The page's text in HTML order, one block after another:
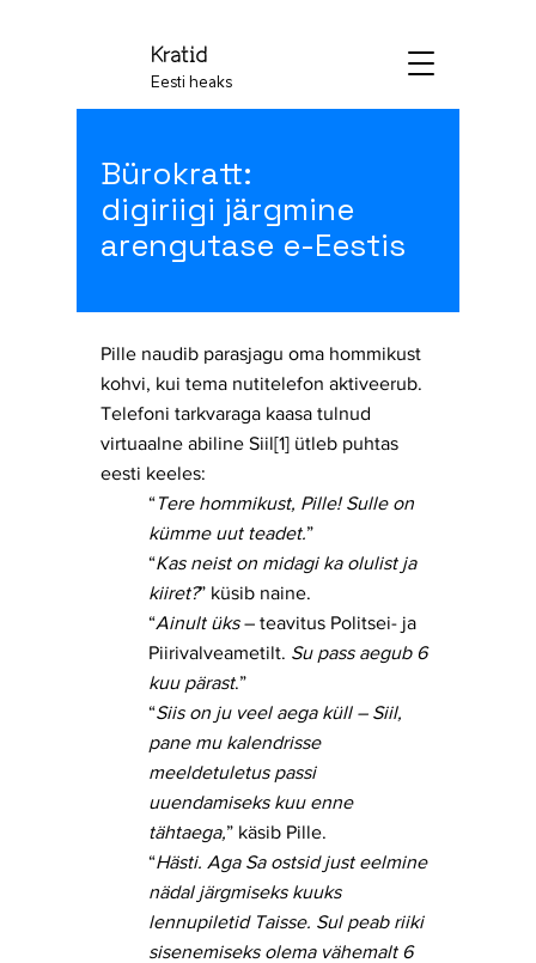
Kratid
Eesti heaks
Bürokratt:
digiriigi järgmine
arengutase e-Eestis
Pille naudib parasjagu oma hommikust
kohvi, kui tema nutitelefon aktiveerub.
Telefoni tarkvaraga kaasa tulnud
virtuaalne abiline Siil[1] ütleb puhtas
eesti keeles:
“Tere hommikust, Pille! Sulle on
kümme uut teadet.”
“Kas neist on midagi ka olulist ja
kiiret?” küsib naine.
“Ainult üks– teavitus Politsei- ja
Piirivalveametilt. Su pass aegub 6
kuu pärast.”
“Siis on ju veel aega küll – Siil,
pane mu kalendrisse
meeldetuletus passi
uuendamiseks kuu enne
tähtaega,” käsib Pille.
“Hästi. Aga Sa ostsid just eelmine
nädal järgmiseks kuuks
lennupiletid Taisse. Sul peab riiki
sisenemiseks olema vähemalt 6